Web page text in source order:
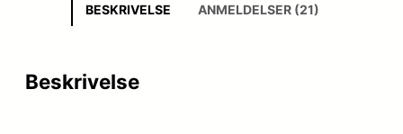
BESKRIVELSE ANMELDELSER (21)
Beskrivelse